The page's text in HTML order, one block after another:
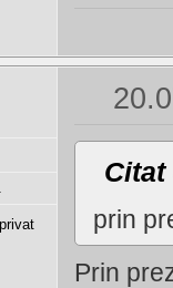
Citat
prin
Prin